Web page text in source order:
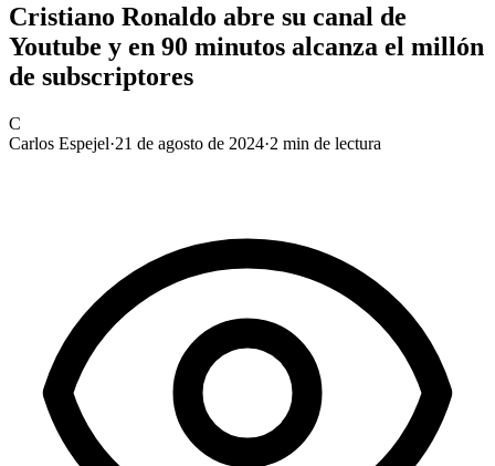
Cristiano Ronaldo abre su canal de
Youtube y en 90 minutos alcanza el millón
de subscriptores
C
Carlos Espejel·21 de agosto de 2024·2 min de lectura